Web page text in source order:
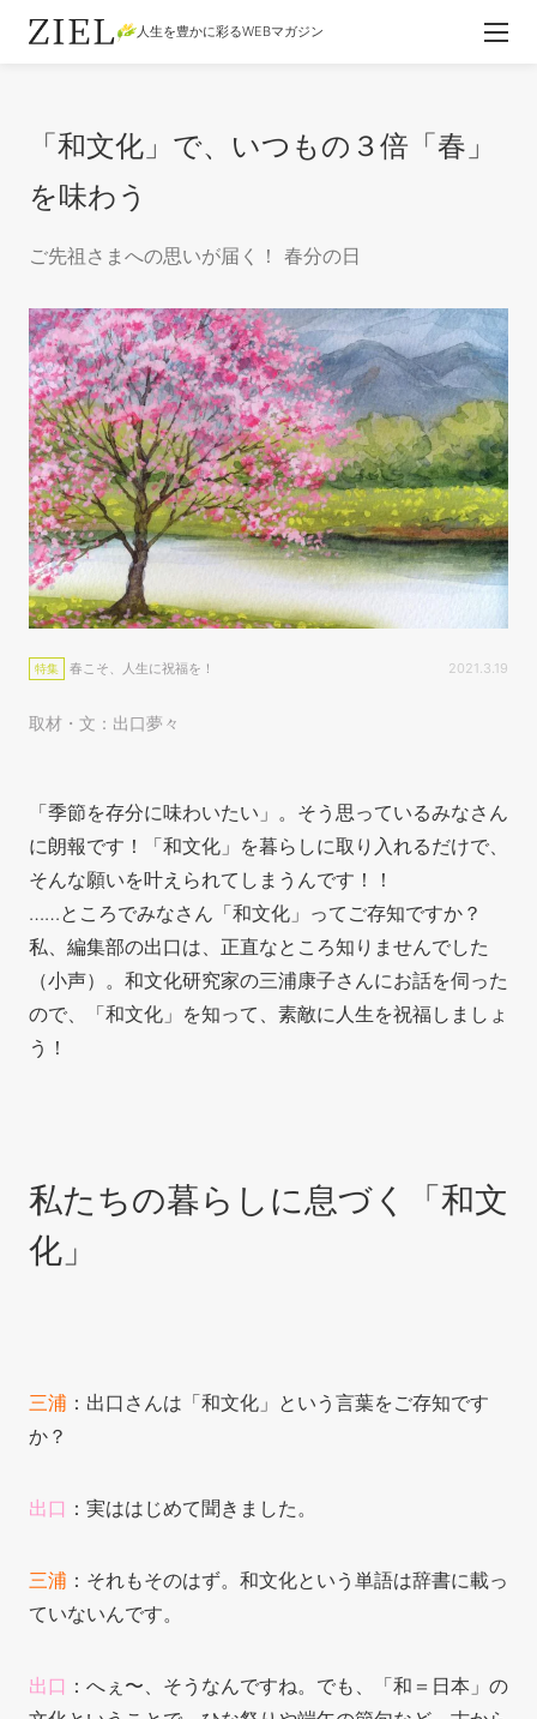
人生を豊かに彩るWEBマガジン
「和文化」で、いつもの３倍「春」
を味わう
ご先祖さまへの思いが届く！ 春分の日
特集 春こそ、人生に祝福を！ 2021.3.19
取材・文：出口夢々
「季節を存分に味わいたい」。そう思っているみなさん
に朗報です！
「和文化」を暮らしに取り入れるだけで、
そんな願いを叶えられてしまうんです！！
……ところでみなさん「和文化」ってご存知ですか？
私、編集部の出口は、正直なところ知りませんでした
（小声）。和文化研究家の三浦康子さんにお話を伺った
ので、「和文化」を知って、素敵に人生を祝福しましょ
う！
私たちの暮らしに息づく「和文
化」
三浦 ：出口さんは「和文化」という言葉をご存知です
か？
出口 ：実ははじめて聞きました。
三浦 ：それもそのはず。和文化という単語は辞書に載っ
ていないんです。
出口 ：へぇ〜、そうなんですね。でも、
「和＝日本」の